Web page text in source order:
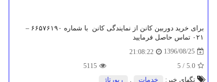
برای خرید دوربین کانن از نمایندگی کانن با شماره ۶۶۵۷۶۱۹۰ –
۰۲۱ تماس حاصل فرمایید
1396/08/25
21:08:22
5.0
/
5
5115
تگهای خبر:
خدمات , رپورتاژ